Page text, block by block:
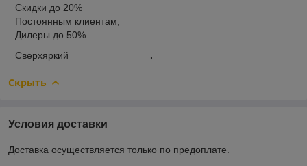
Скидки до 20%
Постоянным клиентам,
Дилеры до 50%
Сверхяркий .
Скрыть
Условия доставки
Доставка осуществляется только по предоплате.